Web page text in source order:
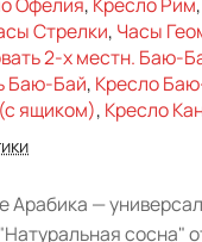
Офелия, Кресло Рим,
Стрелки, Часы
2-х местн. Баю-
Баю-Бай, Кресло
ящиком), Кресло
Арабика —
сосна"